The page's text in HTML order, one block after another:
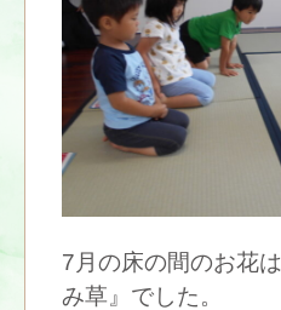
7月の床の間のお花
み草』でした。